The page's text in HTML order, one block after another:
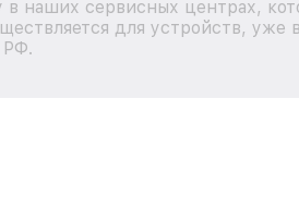
в наших сервисных центрах,
для устройств,
РФ.